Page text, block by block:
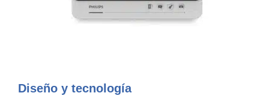
Diseño y tecnología